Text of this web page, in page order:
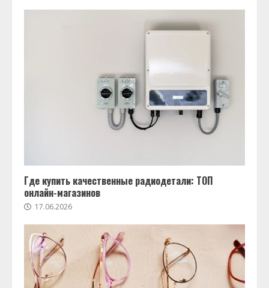
Где купить качественные радиодетали: ТОП
онлайн-магазинов
17.06.2026